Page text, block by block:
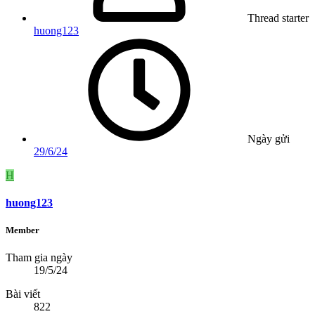
Thread starter
huong123
Ngày gửi
29/6/24
H
huong123
Member
Tham gia ngày
19/5/24
Bài viết
822